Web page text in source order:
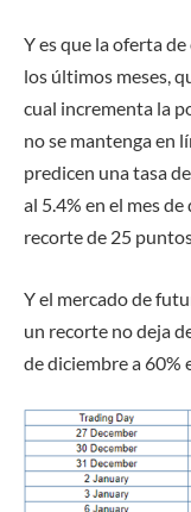
Y es que la oferta
los últimos meses,
cual incrementa la
no se mantenga en
predicen una tasa
al 5.4% en el mes
recorte de 25
Y el mercado de
un recorte no deja
de diciembre a 60%